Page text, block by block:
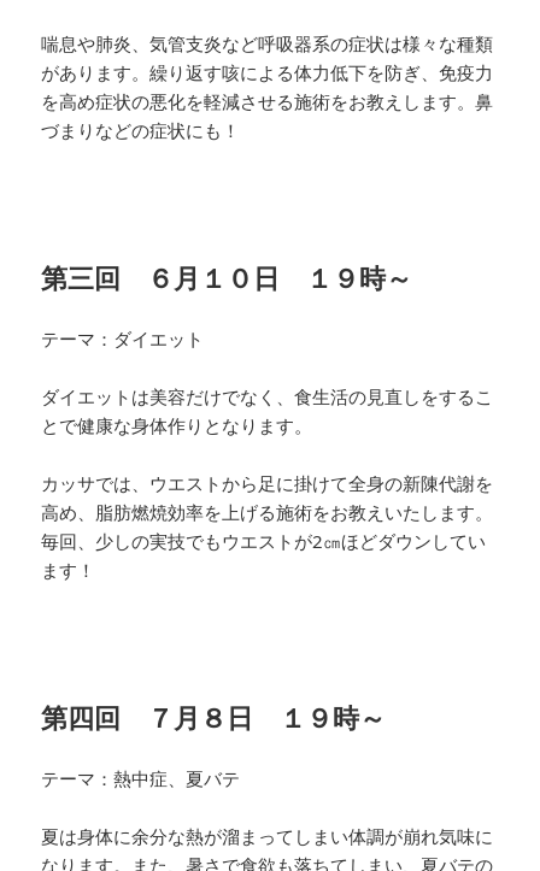
喘息や肺炎、気管支炎など呼吸器系の症状は様々な種類
があります。繰り返す咳による体力低下を防ぎ、免疫力
を高め症状の悪化を軽減させる施術をお教えします。鼻
づま りなどの症状にも！
第三回 ６月１０日 １９時～
テーマ：ダイエット
ダイエットは美容だけでなく、食生活の見直しをするこ
と で健康な身体作りとなります。
カッサでは、ウエストから足に掛けて全身の新陳代謝を
高め、脂肪燃焼効率を上げる施術をお教えいたします。
毎回、少しの実技でもウエストが2㎝ほどダウンしてい
ます！
第四回 ７月８日 １９時～
テーマ：熱中症、夏バテ
夏は身体に余分な熱が溜まってしまい体調が崩れ気味に
な ります。また、暑さで食欲も落ちてしまい、夏バテの